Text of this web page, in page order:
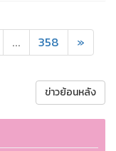
... 358 »
ข่าวย้อนหลัง